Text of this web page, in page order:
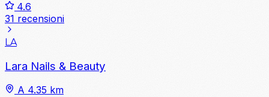
4.6
31 recensioni
LA
Lara Nails & Beauty
A 4.35 km